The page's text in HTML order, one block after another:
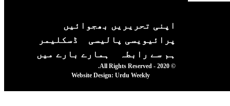
اپنی تحریریں بھجوائیں
پرائیویسی پالیسی
ڈسکلیمر
ہم سے رابطہ
ہمارے بارے میں
© 2020 - All Rights Reserved.
Website Design:Urdu Weekly